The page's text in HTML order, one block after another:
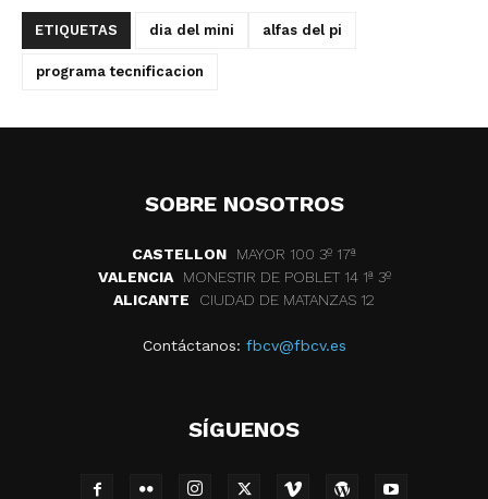
ETIQUETAS dia del mini alfas del pi
programa tecnificacion
SOBRE NOSOTROS
CASTELLON
MAYOR 100 3º 17ª
VALENCIA
MONESTIR DE POBLET 14 1ª 3º
ALICANTE
CIUDAD DE MATANZAS 12
Contáctanos: fbcv@fbcv.es
SÍGUENOS